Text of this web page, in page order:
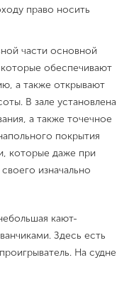
право носить
части основной
обеспечивают
а также открывают
В зале установлена
а также точечное
покрытия
которые даже при
изначально
кают-
Здесь есть
На судне